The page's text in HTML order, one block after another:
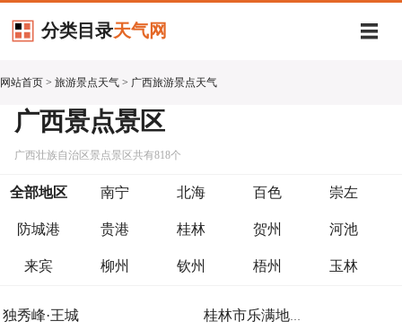
分类目录天气网
网站首页 > 旅游景点天气 > 广西旅游景点天气
广西景点景区
广西壮族自治区景点景区共有818个
全部地区 南宁 北海 百色 崇左
防城港 贵港 桂林 贺州 河池
来宾 柳州 钦州 梧州 玉林
独秀峰·王城
桂林市乐满地度假世界